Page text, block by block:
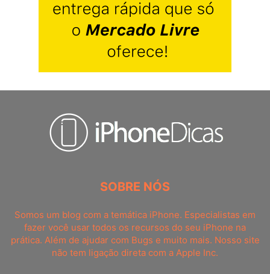
SOBRE NÓS
Somos um blog com a temática iPhone. Especialistas em
fazer você usar todos os recursos do seu iPhone na
prática. Além de ajudar com Bugs e muito mais. Nosso site
não tem ligação direta com a Apple Inc.